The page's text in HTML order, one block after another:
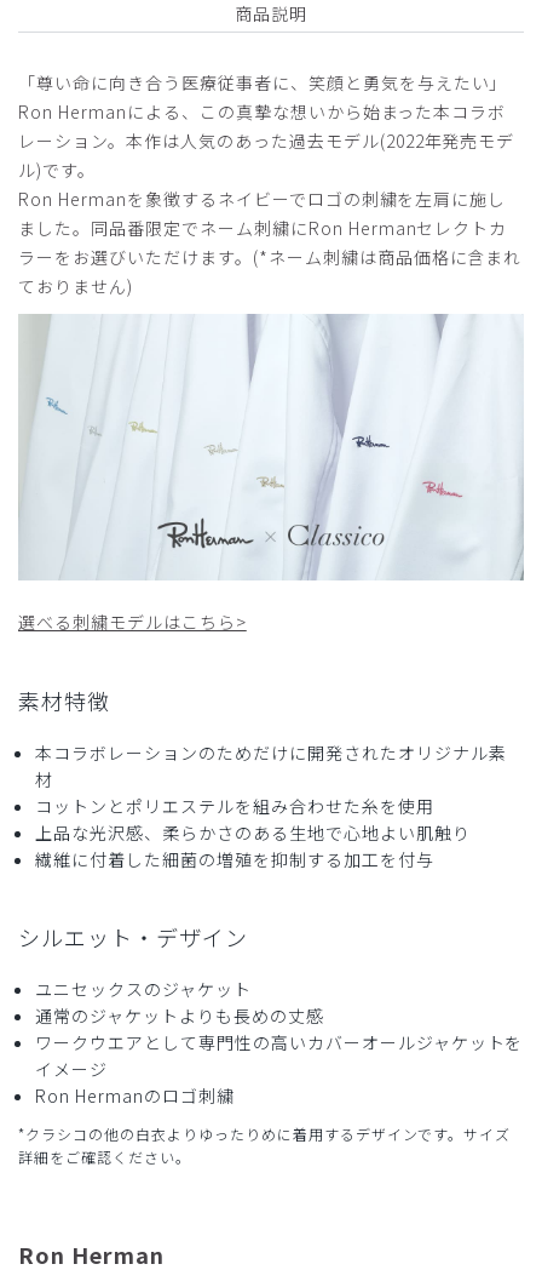
masakin様
購入確認済み
2026-01-01
年齢: 60代
着やすい、動きやすい、見栄えも良い。コメディカル、患者
さん、患者さん家族からの評判も良い。複数の人から、「そ
れは、どこの白衣ですか？」と、問われます。
商品：355Ron Herman ジャケット(男女兼用白衣・刺繍
色 ゴールド、ネイビー)/選べる刺繍/L
刺繍が綺麗で、生地もしっかりしていて良い
色 ゴールド、ネイビー)/選べる刺繍/S
役に立った 0
2025-05-31
かっこいい白衣でした！
しかし少し袖が長く、手直し必要でした。
商品：355Ron Herman ジャケット(男女兼用白衣・刺繍
色 ゴールド、ネイビー)/白/M
役に立った 1
商品説明
「尊い命に向き合う医療従事者に、笑顔と勇気を与えたい」
Ron Hermanによる、この真摯な想いから始まった本コラボ
レーション。本作は人気のあった過去モデル(2022年発売モデ
ル)です。
Ron Hermanを象徴するネイビーでロゴの刺繍を左肩に施し
ました。同品番限定でネーム刺繍にRon Hermanセレクトカ
ラーをお選びいただけます。(*ネーム刺繍は商品価格に含まれ
ておりません)
選べる刺繍モデルはこちら>
素材特徴
本コラボレーションのためだけに開発されたオリジナル素
材
コットンとポリエステルを組み合わせた糸を使用
上品な光沢感、柔らかさのある生地で心地よい肌触り
繊維に付着した細菌の増殖を抑制する加工を付与
シルエット・デザイン
ユニセックスのジャケット
通常のジャケットよりも長めの丈感
ワークウエアとして専門性の高いカバーオールジャケットを
イメージ
Ron Hermanのロゴ刺繍
*クラシコの他の白衣よりゆったりめに着用するデザインです。サイズ
詳細をご確認ください。
Ron Herman